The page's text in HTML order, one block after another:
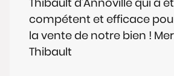
compétent et efficace
la vente de notre bien !
Thibault